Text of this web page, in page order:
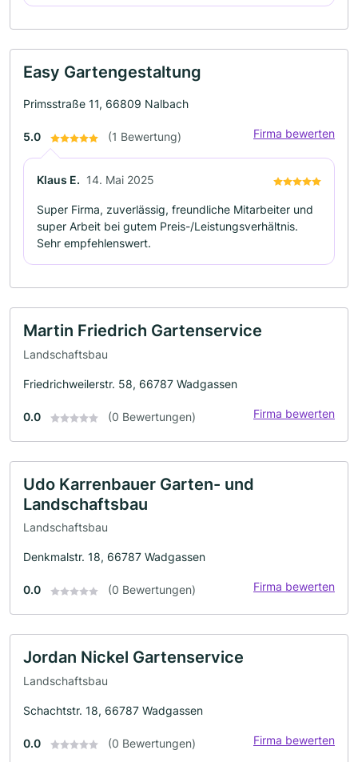
Easy Gartengestaltung
Primsstraße 11, 66809 Nalbach
5.0 (1 Bewertung) Firma bewerten
Klaus E. 14. Mai 2025
Super Firma, zuverlässig, freundliche Mitarbeiter und
super Arbeit bei gutem Preis-/Leistungsverhältnis.
Sehr empfehlenswert.
Martin Friedrich Gartenservice
Landschaftsbau
Friedrichweilerstr. 58, 66787 Wadgassen
0.0 (0 Bewertungen) Firma bewerten
Udo Karrenbauer Garten- und
Landschaftsbau
Landschaftsbau
Denkmalstr. 18, 66787 Wadgassen
0.0 (0 Bewertungen) Firma bewerten
Jordan Nickel Gartenservice
Landschaftsbau
Schachtstr. 18, 66787 Wadgassen
0.0 (0 Bewertungen) Firma bewerten